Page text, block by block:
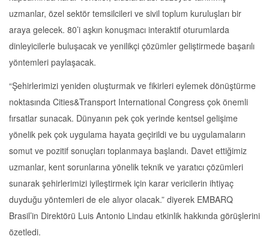
uzmanlar, özel sektör temsilcileri ve sivil toplum kuruluşları bir
araya gelecek. 80’i aşkın konuşmacı interaktif oturumlarda
dinleyicilerle buluşacak ve yenilikçi çözümler geliştirmede başarılı
yöntemleri paylaşacak.
“Şehirlerimizi yeniden oluşturmak ve fikirleri eylemek dönüştürme
noktasında Cities&Transport International Congress çok önemli
fırsatlar sunacak. Dünyanın pek çok yerinde kentsel gelişime
yönelik pek çok uygulama hayata geçirildi ve bu uygulamaların
somut ve pozitif sonuçları toplanmaya başlandı. Davet ettiğimiz
uzmanlar, kent sorunlarına yönelik teknik ve yaratıcı çözümleri
sunarak şehirlerimizi iyileştirmek için karar vericilerin ihtiyaç
duyduğu yöntemleri de ele alıyor olacak.” diyerek EMBARQ
Brasil’in Direktörü Luis Antonio Lindau etkinlik hakkında görüşlerini
özetledi.